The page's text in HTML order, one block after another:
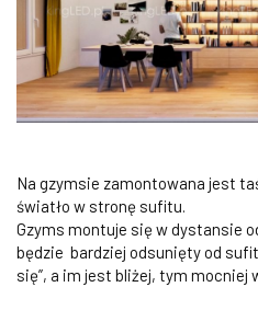
Na gzymsie zamontowana jest
światło w stronę sufitu.
Gzyms montuje się w dystansie
będzie bardziej odsunięty od
się”, a im jest bliżej, tym mocniej